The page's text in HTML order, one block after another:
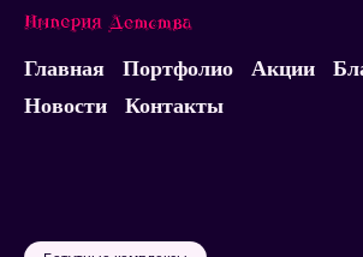
Главная Портфолио Акции
Новости
Контакты